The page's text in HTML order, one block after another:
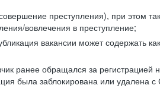
преступления), при этом
вовлечения в преступление;
вакансии может содержать
ранее обращался за
была заблокирована или удалена